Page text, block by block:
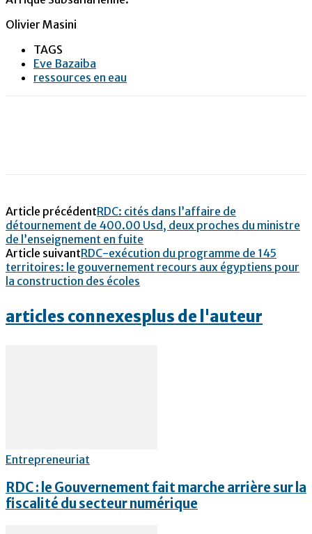
Olivier Masini
TAGS
Eve Bazaiba
ressources en eau
Article précédentRDC: cités dans l’affaire de
détournement de 400.00 Usd, deux proches du ministre
de l’enseignement en fuite
Article suivantRDC-exécution du programme de 145
territoires: le gouvernement recours aux égyptiens pour
la construction des écoles
articles connexesplus de l'auteur
Entrepreneuriat
RDC : le Gouvernement fait marche arrière sur la
fiscalité du secteur numérique